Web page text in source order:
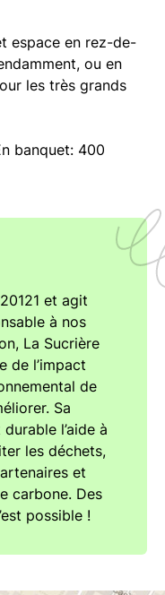
espace en rez-de-
ou en
les très grands
banquet: 400
et agit
à nos
La Sucrière
de l’impact
de
Sa
l’aide à
les déchets,
et
carbone. Des
possible !